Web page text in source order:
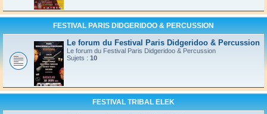
FESTIVAL PARIS DIDGERIDOO & PERCUSSION
Le forum du Festival Paris Didgeridoo & Percussion
Le forum du Festival Paris Didgeridoo & Percussion
Sujets : 10
FESTIVAL TRIBAL ELEK